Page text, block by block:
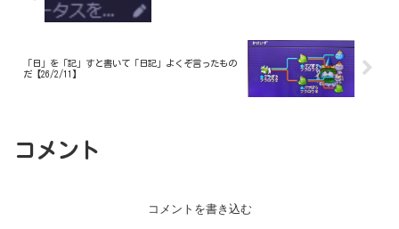
「日」を「記」すと書いて「日記」よくぞ言ったもの
だ【26/2/11】
コメント
コメントを書き込む